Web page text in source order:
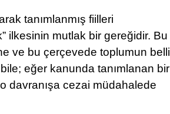
tanımlanmış fiilleri
ilkesinin mutlak bir gereğidir. Bu
ve bu çerçevede toplumun belli
eğer kanunda tanımlanan bir
davranışa cezai müdahalede